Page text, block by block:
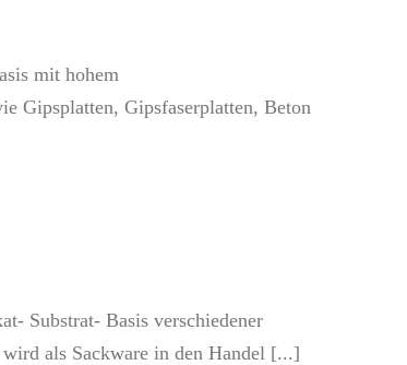
mit hohem
Gipsplatten, Gipsfaserplatten, Beton
Substrat- Basis verschiedener
als Sackware in den Handel [...]